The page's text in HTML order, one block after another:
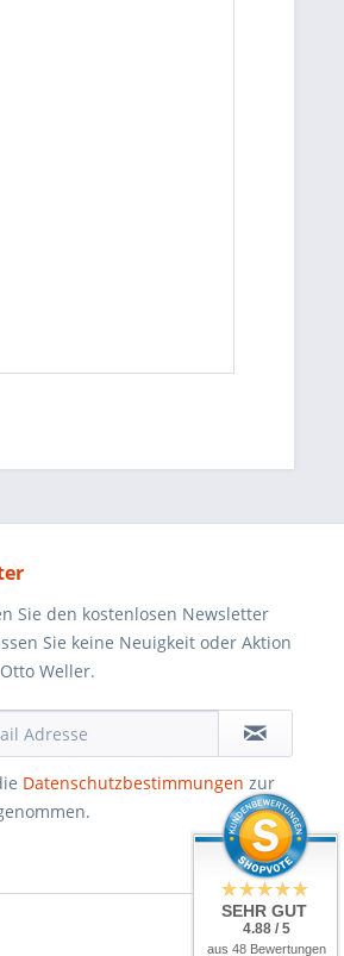
Sie den kostenlosen Newsletter
Sie keine Neuigkeit oder Aktion
Weller.
Datenschutzbestimmungen zur
SEHR GUT
4.88 / 5
aus 48 Bewertungen